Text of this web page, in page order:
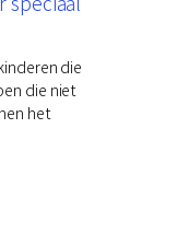
die
die niet
het